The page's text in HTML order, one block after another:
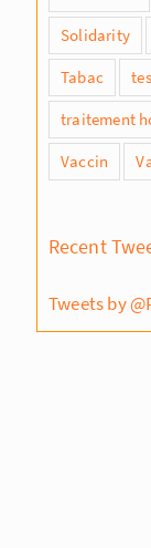
Solidarity
Tabac
traitement
Vaccin
Recent
Tweets by